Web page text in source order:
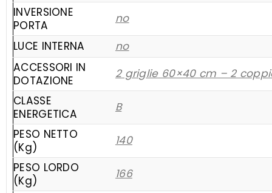
INVERSIONE
PORTA
no
LUCE INTERNA
no
ACCESSORI IN
DOTAZIONE
2 griglie 60×40 cm – 2
CLASSE
ENERGETICA
B
PESO NETTO
(Kg)
140
PESO LORDO
(Kg)
166